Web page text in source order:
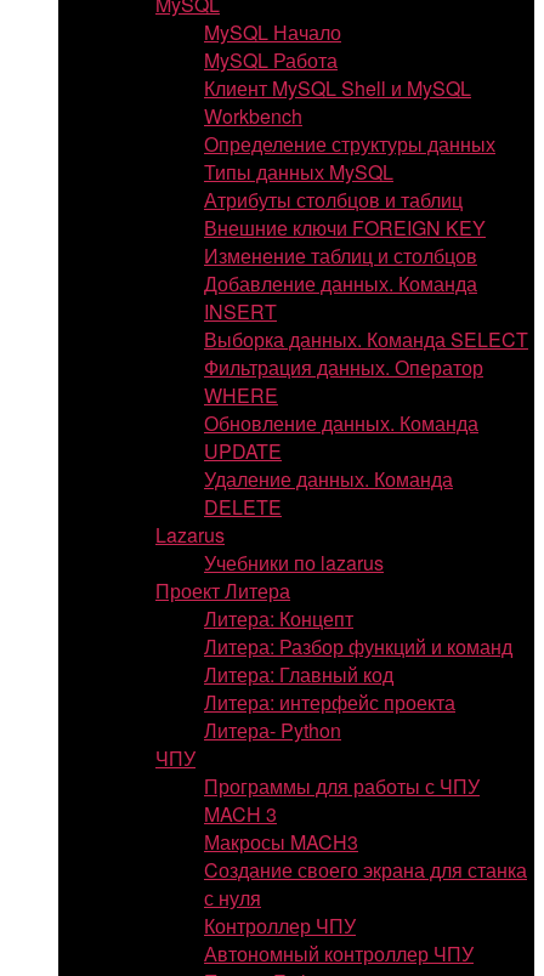
MySQL Начало
MySQL Работа
Клиент MySQL Shell и MySQL
Workbench
Определение структуры данных
Типы данных MySQL
Атрибуты столбцов и таблиц
Внешние ключи FOREIGN KEY
Изменение таблиц и столбцов
Добавление данных. Команда
INSERT
Выборка данных. Команда SELECT
Фильтрация данных. Оператор
WHERE
Обновление данных. Команда
UPDATE
Удаление данных. Команда
DELETE
Lazarus
Учебники по lazarus
Проект Литера
Литера: Концепт
Литера: Разбор функций и команд
Литера: Главный код
Литера: интерфейс проекта
Литера- Python
ЧПУ
Программы для работы с ЧПУ
MACH 3
Макросы MACH3
Cоздание своего экрана для станка
с нуля
Контроллер ЧПУ
Автономный контроллер ЧПУ